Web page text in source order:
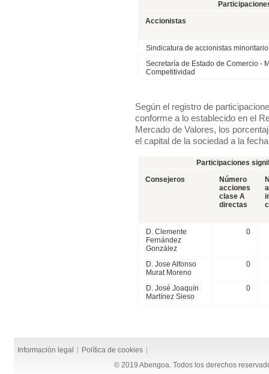
Accionistas
Sindicatura de accionistas
Secretaría de Estado de Comercio -
Competitividad
Según el registro de
conforme a lo establecido en el
Mercado de Valores, los
el capital de la sociedad a la
Participaciones
Consejeros
Número
acciones
clase A
directas
D. Clemente
Fernández
González
0
D. Jose Alfonso
Murat Moreno
0
D. José Joaquín
Martínez Sieso
0
Información legal Política de cookies
© 2019 Abengoa. Todos los derechos